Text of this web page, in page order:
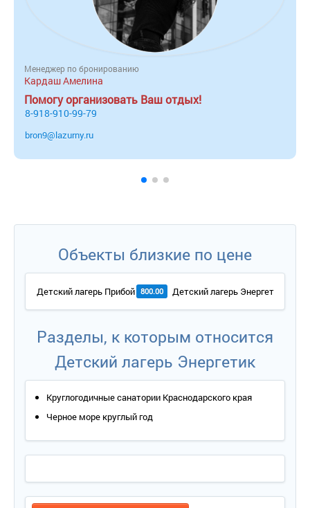
Менеджер по бронированию
Кардаш Амелина
Помогу организовать Ваш отдых!
8-918-910-99-79
bron9@lazurny.ru
Объекты близкие по цене
Детский лагерь Прибой 800.00 Детский лагерь Энергетик
Разделы, к которым относится
Детский лагерь Энергетик
Круглогодичные санатории Краснодарского края
Черное море круглый год